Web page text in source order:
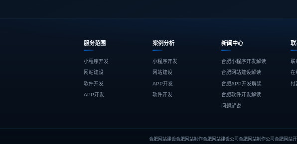
服务范围
小程序开发
网站建设
软件开发
APP开发
案例分析
小程序开发
网站建设
APP开发
软件开发
新闻中心
合肥小程序开发解读
合肥网站建设解读
合肥APP开发解读
合肥软件开发解读
问题解说
联
联
在
付
合肥网站建设合肥网站制作合肥网站建设公司 合肥网站制作公司 合肥网站